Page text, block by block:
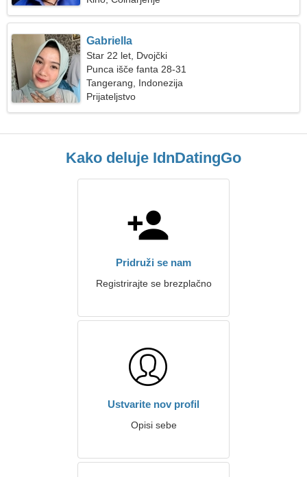
Gabriella
Star 22 let, Dvojčki
Punca išče fanta 28-31
Tangerang, Indonezija
Prijateljstvo
Kako deluje IdnDatingGo
Pridruži se nam
Registrirajte se brezplačno
Ustvarite nov profil
Opisi sebe